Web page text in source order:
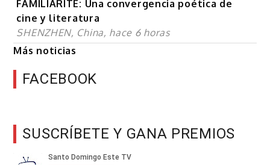
FAMILIARITÉ: Una convergencia poética de
cine y literatura
SHENZHEN, China, hace 6 horas
Más noticias
FACEBOOK
SUSCRÍBETE Y GANA PREMIOS